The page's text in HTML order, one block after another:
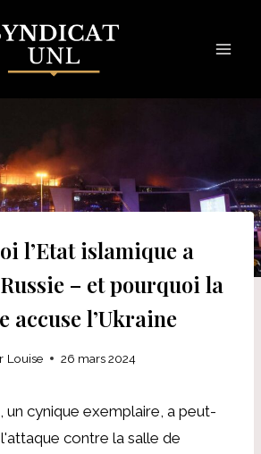
l’Etat islamique a
– et pourquoi la
accuse l’Ukraine
Louise 26 mars 2024
un cynique exemplaire, a peut-
contre la salle de